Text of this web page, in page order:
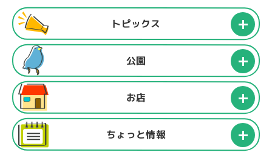
トピックス
公園
お店
ちょっと情報